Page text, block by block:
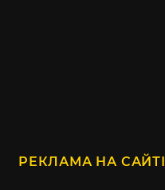
РЕКЛАМА НА САЙТІ